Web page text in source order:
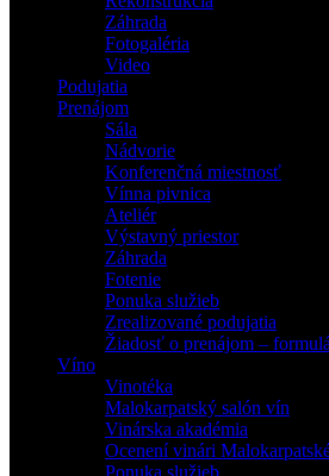
Záhrada
Fotogaléria
Video
Podujatia
Prenájom
Sála
Nádvorie
Konferenčná miestnosť
Vínna pivnica
Ateliér
Výstavný priestor
Záhrada
Fotenie
Ponuka služieb
Zrealizované podujatia
Žiadosť o prenájom –
Víno
Vinotéka
Malokarpatský salón vín
Vinárska akadémia
Ocenení vinári
Ponuka služieb